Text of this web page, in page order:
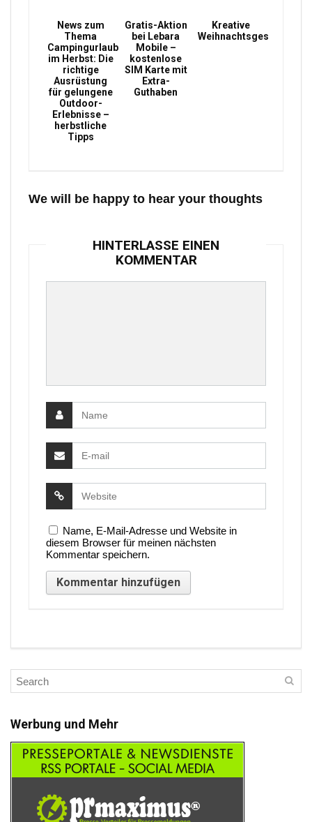
News zum
Thema
Campingurlaub
im Herbst: Die
richtige
Ausrüstung
für gelungene
Outdoor-
Erlebnisse –
herbstliche
Tipps
Gratis-Aktion
bei Lebara
Mobile –
kostenlose
SIM Karte mit
Extra-
Guthaben
Kreative
Weihnachtsgeschenke
We will be happy to hear your thoughts
HINTERLASSE EINEN
KOMMENTAR
Name, E-Mail-Adresse und Website in
diesem Browser für meinen nächsten
Kommentar speichern.
Werbung und Mehr